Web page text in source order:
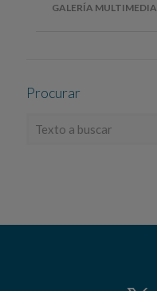
GALERÍA MULTIMEDIA
Procurar